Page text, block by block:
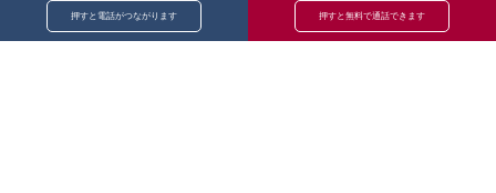
押すと無料で通話できます
押すと電話がつながります